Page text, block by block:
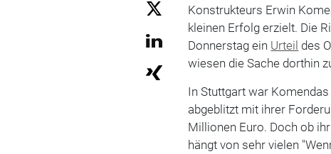
Konstrukteurs Erwin
kleinen Erfolg erzielt. Die
Donnerstag ein Urteil des
wiesen die Sache dorthin
In Stuttgart war
abgeblitzt mit ihrer
Millionen Euro. Doch ob
hängt von sehr vielen